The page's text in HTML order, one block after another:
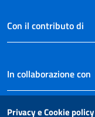
Con il contributo di
In collaborazione con
Privacy e Cookie policy